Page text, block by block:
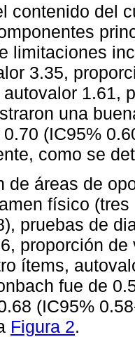
contenido del
limitaciones
3.35,
1.61,
una
(IC95%
como se
de áreas de
físico
pruebas de
proporción
ítems,
fue de
(IC95%
Figura 2.